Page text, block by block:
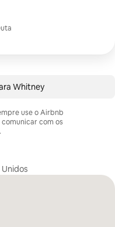
Whitney
use o Airbnb
com os